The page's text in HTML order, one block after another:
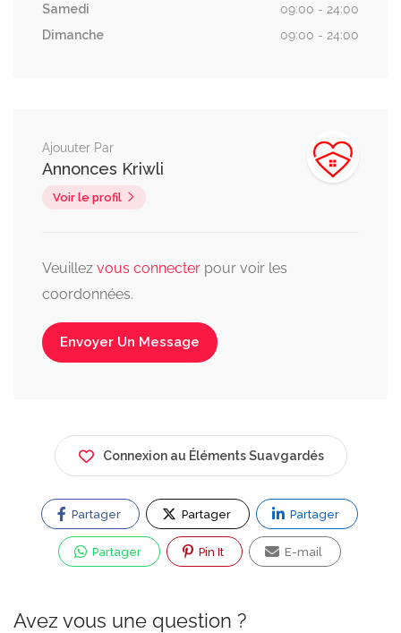
Samedi
09:00 - 24:00
Dimanche
09:00 - 24:00
Ajouuter Par
Annonces Kriwli
Voir le profil
Veuillez vous connecter pour voir les
coordonnées.
Envoyer Un Message
Connexion au Éléments Suavgardés
Partager Partager Partager
Partager Pin It E-mail
Avez vous une question ?